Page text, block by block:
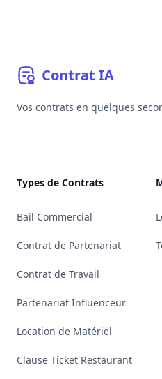
Contrat IA
Vos contrats en quelques
Types de Contrats
Bail Commercial
Contrat de Partenariat
Contrat de Travail
Partenariat Influenceur
Location de Matériel
Clause Ticket Restaurant